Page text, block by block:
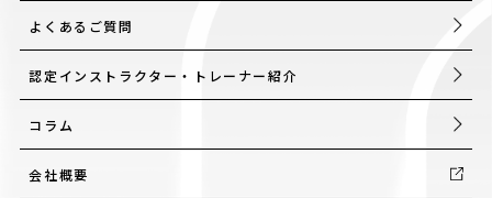
よくあるご質問
認定インストラクター・トレーナー紹介
コラム
会社概要